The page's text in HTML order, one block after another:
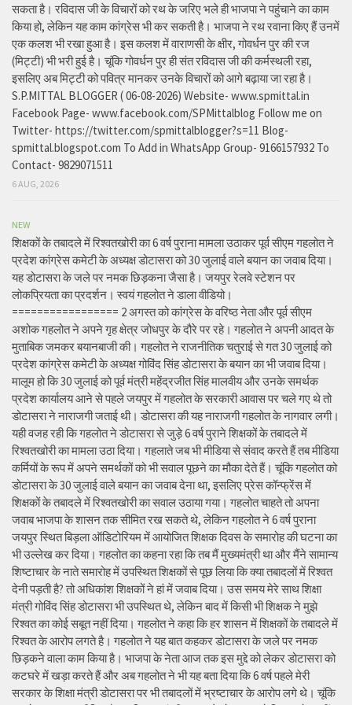
सकता है। रविदास जी के विचारों को रथ के जरिए भले ही भाजपा ने पहुंचाने का काम
किया हो, लेकिन यह काम कांग्रेस भी कर सकती है। भाजपा ने रथ रवाना किए हैं उनमें
एक कलश भी रखा हुआ है। इस कलश में वाराणसी के क्षीर, गोवर्धन पुर की रज
(मिट्टी) भी भरी हुई है। चूंकि गोवर्धन पुर ही संत रविदास जी की कर्मस्थली रहा,
इसलिए अब मिट्टी को पवित्र मानकर उनके विचारों को आगे बढ़ाया जा रहा है।
S.P.MITTAL BLOGGER ( 06-08-2026) Website- www.spmittal.in
Facebook Page- www.facebook.com/SPMittalblog Follow me on
Twitter- https://twitter.com/spmittalblogger?s=11 Blog-
spmittal.blogspot.com To Add in WhatsApp Group- 9166157932 To
Contact- 9829071511
6 AUG, 2026
NEW
शिक्षकों के तबादले में रिश्वतखोरी का 6 वर्ष पुराना मामला उठाकर पूर्व सीएम गहलोत ने
प्रदेश कांग्रेस कमेटी के अध्यक्ष डोटासरा को 30 जुलाई वाले बयान का जवाब दिया।
यह डोटासरा के जले पर नमक छिड़कना जैसा है। जयपुर रेलवे स्टेशन पर
लोकप्रियता का प्रदर्शन। स्वयं गहलोत ने डाला वीडियो।
================= 2 अगस्त को कांग्रेस के वरिष्ठ नेता और पूर्व सीएम
अशोक गहलोत ने अपने गृह क्षेत्र जोधपुर के दौरे पर रहे। गहलोत ने अपनी आदत के
मुताबिक जमकर बयानबाजी की। गहलोत ने राजनीतिक चतुराई से गत 30 जुलाई को
प्रदेश कांग्रेस कमेटी के अध्यक्ष गोविंद सिंह डोटासरा के बयान का भी जवाब दिया।
मालूम हो कि 30 जुलाई को पूर्व मंत्री महेंद्रजीत सिंह मालवीय और उनके समर्थक
प्रदेश कार्यालय आने से पहले जयपुर में गहलोत के सरकारी आवास पर चले गए थे तो
डोटासरा ने नाराजगी जताई थी। डोटासरा की यह नाराजगी गहलोत के नागवार लगी।
यही वजह रही कि गहलोत ने डोटासरा से जुड़े 6 वर्ष पुराने शिक्षकों के तबादले में
रिश्वतखोरी का मामला उठा दिया। गहलाते जब भी मीडिया से संवाद करते हैं तब मीडिया
कर्मियों के रूप में अपने समर्थकों को भी सवाल पूछने का मौका देते हैं। चूंकि गहलोत को
डोटासरा के 30 जुलाई वाले बयान का जवाब देना था, इसलिए प्रेस कॉन्फ्रेंस में
शिक्षकों के तबादले में रिश्वतखोरी का सवाल उठाया गया। गहलोत चाहते तो अपना
जवाब भाजपा के शासन तक सीमित रख सकते थे, लेकिन गहलोत ने 6 वर्ष पुराना
जयपुर स्थित बिड़ला ऑडिटोरियम में आयोजित शिक्षक दिवस के समारोह की घटना का
भी उल्लेख कर दिया। गहलोत का कहना रहा कि तब मैं मुख्यमंत्री था और मैंने सामान्य
शिष्टाचार के नाते समारोह में उपस्थित शिक्षकों से पूछ लिया कि क्या तबादलों में रिश्वत
देनी पड़ती है? तो अधिकांश शिक्षकों ने हां में जवाब दिया। उस समय मेरे साथ शिक्षा
मंत्री गोविंद सिंह डोटासरा भी उपस्थित थे, लेकिन बाद में किसी भी शिक्षक ने मुझे
रिश्वत का कोई सबूत नहीं दिया। गहलोत ने कहा कि हर शासन में शिक्षकों के तबादले में
रिश्वत के आरोप लगते है। गहलोत ने यह बात कहकर डोटासरा के जले पर नमक
छिड़कने वाला काम किया है। भाजपा के नेता आज तक इस मुद्दे को लेकर डोटासरा को
कटघरे में खड़ा करते हैं और अब गहलोत ने भी यह बता दिया कि 6 वर्ष पहले मेरी
सरकार के शिक्षा मंत्री डोटासरा पर भी तबादलों में भ्रष्टाचार के आरोप लगे थे। चूंकि